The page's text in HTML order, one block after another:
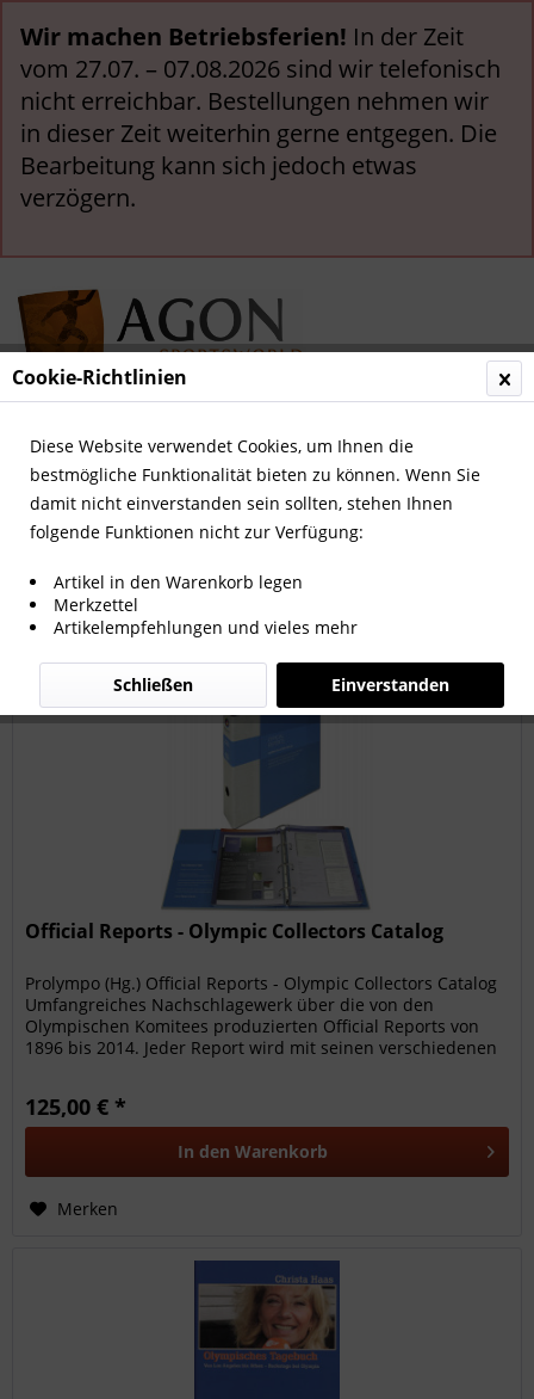
Wir machen Betriebsferien! In der Zeit
vom 27.07. – 07.08.2026 sind wir telefonisch
nicht erreichbar. Bestellungen nehmen wir
in dieser Zeit weiterhin gerne entgegen. Die
Bearbeitung kann sich jedoch etwas
verzögern.
Menü
Olympia allgemein
Filtern
Official Reports - Olympic Collectors Catalog
Prolympo (Hg.) Official Reports - Olympic Collectors Catalog
Umfangreiches Nachschlagewerk über die von den
Olympischen Komitees produzierten Official Reports von
1896 bis 2014. Jeder Report wird mit seinen verschiedenen
125,00 € *
In den Warenkorb
Merken
Cookie-Richtlinien
Diese Website verwendet Cookies, um Ihnen die
bestmögliche Funktionalität bieten zu können. Wenn Sie
damit nicht einverstanden sein sollten, stehen Ihnen
folgende Funktionen nicht zur Verfügung:
Artikel in den Warenkorb legen
Merkzettel
Artikelempfehlungen und vieles mehr
Einverstanden
Schließen